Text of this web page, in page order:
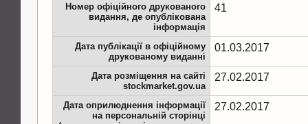
Номер офіційного друкованого
видання, де опублікована
інформація
41
Дата публікації в офіційному
друкованому виданні
01.03.2017
Дата розміщення на сайті
stockmarket.gov.ua
27.02.2017
Дата оприлюднення інформації
на персональній сторінці
27.02.2017